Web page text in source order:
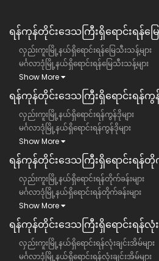
ရန်ကုန်တိုင်းဒေသကြီး​ရှိရောင်းရန်မြ
လှည်းကူးမြို့နယ်ရှိရောင်းရန်မြေသီးသန့်များ
မင်္ဂလာဒုံမြို့နယ်ရှိရောင်းရန်မြေသီးသန့်များ
Show More
ရန်ကုန်တိုင်းဒေသကြီး​ရှိရောင်းရန်ကွန်
လှည်းကူးမြို့နယ်ရှိရောင်းရန်ကွန်ဒိုများ
မင်္ဂလာဒုံမြို့နယ်ရှိရောင်းရန်ကွန်ဒိုများ
Show More
ရန်ကုန်တိုင်းဒေသကြီး​ရှိရောင်းရန်တိုက်
လှည်းကူးမြို့နယ်ရှိရောင်းရန်တိုက်ခန်းများ
မင်္ဂလာဒုံမြို့နယ်ရှိရောင်းရန်တိုက်ခန်းများ
Show More
ရန်ကုန်တိုင်းဒေသကြီး​ရှိရောင်းရန်လုံး
လှည်းကူးမြို့နယ်ရှိရောင်းရန်လုံးချင်းအိမ်များ
မင်္ဂလာဒုံမြို့နယ်ရှိရောင်းရန်လုံးချင်းအိမ်များ